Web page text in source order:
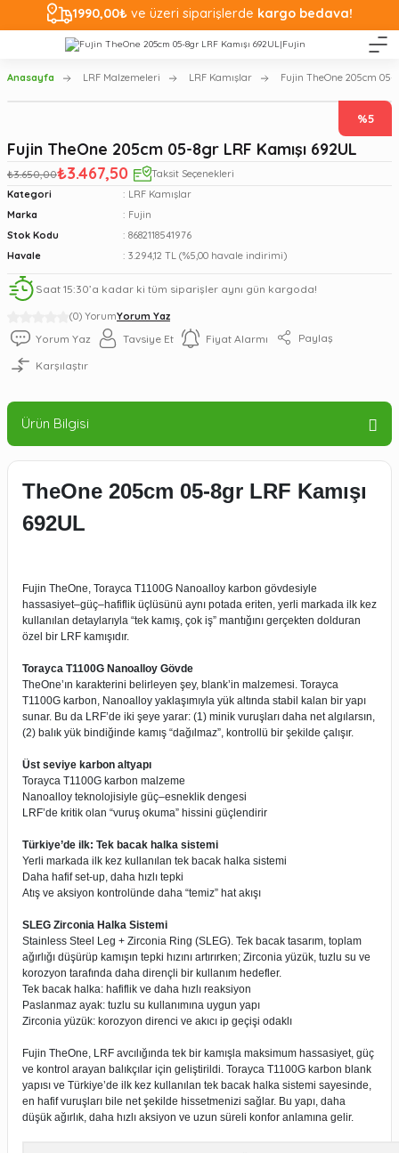
1990,00₺ ve üzeri siparişlerde kargo bedava!
Anasayfa LRF Malzemeleri LRF Kamışlar Fujin TheOne 205cm 05-
%5
(0) YorumYorum Yaz
Fujin TheOne 205cm 05-8gr LRF Kamışı 692UL
₺3.650,00₺3.467,50
Taksit Seçenekleri
Kategori
LRF Kamışlar
Marka
Fujin
Stok Kodu
8682118541976
Havale
3.294,12 TL (%5,00 havale indirimi)
Saat 15:30’a kadar ki tüm siparişler aynı gün kargoda!
Yorum Yaz Tavsiye Et Fiyat Alarmı Paylaş
Karşılaştır
Ürün Bilgisi
TheOne 205cm 05-8gr LRF Kamışı
692UL
Fujin TheOne, Torayca T1100G Nanoalloy karbon gövdesiyle
hassasiyet–güç–hafiflik üçlüsünü aynı potada eriten, yerli markada ilk kez
kullanılan detaylarıyla “tek kamış, çok iş” mantığını gerçekten dolduran
özel bir LRF kamışıdır.
Torayca T1100G Nanoalloy Gövde
TheOne’ın karakterini belirleyen şey, blank’in malzemesi. Torayca
T1100G karbon, Nanoalloy yaklaşımıyla yük altında stabil kalan bir yapı
sunar. Bu da LRF’de iki şeye yarar: (1) minik vuruşları daha net algılarsın,
(2) balık yük bindiğinde kamış “dağılmaz”, kontrollü bir şekilde çalışır.
Üst seviye karbon altyapı
Torayca T1100G karbon malzeme
Nanoalloy teknolojisiyle güç–esneklik dengesi
LRF’de kritik olan “vuruş okuma” hissini güçlendirir
Türkiye’de ilk: Tek bacak halka sistemi
Yerli markada ilk kez kullanılan tek bacak halka sistemi
Daha hafif set-up, daha hızlı tepki
Atış ve aksiyon kontrolünde daha “temiz” hat akışı
SLEG Zirconia Halka Sistemi
Stainless Steel Leg + Zirconia Ring (SLEG). Tek bacak tasarım, toplam
ağırlığı düşürüp kamışın tepki hızını artırırken; Zirconia yüzük, tuzlu su ve
korozyon tarafında daha dirençli bir kullanım hedefler.
Tek bacak halka: hafiflik ve daha hızlı reaksiyon
Paslanmaz ayak: tuzlu su kullanımına uygun yapı
Zirconia yüzük: korozyon direnci ve akıcı ip geçişi odaklı
Fujin TheOne, LRF avcılığında tek bir kamışla maksimum hassasiyet, güç
ve kontrol arayan balıkçılar için geliştirildi. Torayca T1100G karbon blank
yapısı ve Türkiye’de ilk kez kullanılan tek bacak halka sistemi sayesinde,
en hafif vuruşları bile net şekilde hissetmenizi sağlar. Bu yapı, daha
düşük ağırlık, daha hızlı aksiyon ve uzun süreli konfor anlamına gelir.